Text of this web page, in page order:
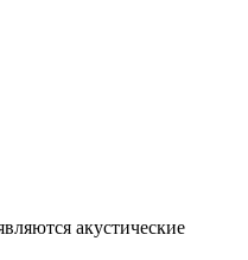
акустические